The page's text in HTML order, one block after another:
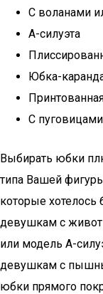
С воланами
А-силуэта
Юбка-
С
Выбирать юбки
типа Вашей
которые
девушкам с
или модель А-
девушкам с
юбки прямого